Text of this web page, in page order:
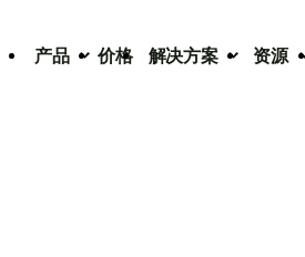
产品 价格 解决方案 资源